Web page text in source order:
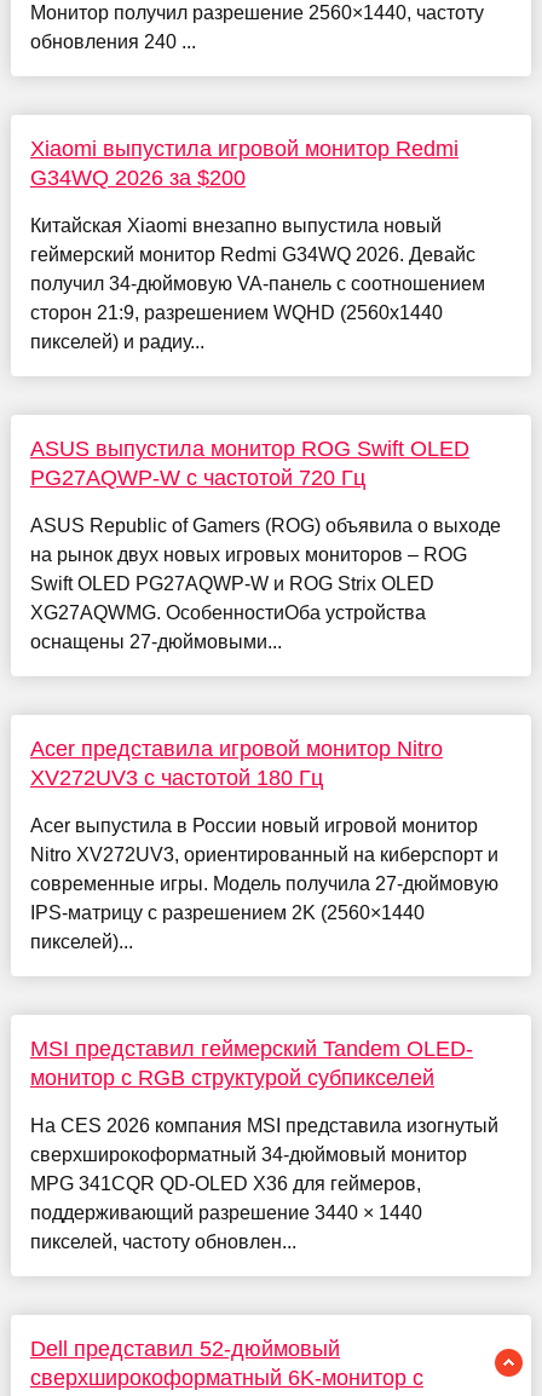
Монитор получил разрешение 2560×1440, частоту
обновления 240 ...
Xiaomi выпустила игровой монитор Redmi
G34WQ 2026 за $200
Китайская Xiaomi внезапно выпустила новый
геймерский монитор Redmi G34WQ 2026. Девайс
получил 34-дюймовую VA-панель с соотношением
сторон 21:9, разрешением WQHD (2560x1440
пикселей) и радиу...
ASUS выпустила монитор ROG Swift OLED
PG27AQWP-W с частотой 720 Гц
ASUS Republic of Gamers (ROG) объявила о выходе
на рынок двух новых игровых мониторов – ROG
Swift OLED PG27AQWP-W и ROG Strix OLED
XG27AQWMG. ОсобенностиОба устройства
оснащены 27-дюймовыми...
Acer представила игровой монитор Nitro
XV272UV3 с частотой 180 Гц
Acer выпустила в России новый игровой монитор
Nitro XV272UV3, ориентированный на киберспорт и
современные игры. Модель получила 27-дюймовую
IPS-матрицу с разрешением 2K (2560×1440
пикселей)...
MSI представил геймерский Tandem OLED-
монитор с RGB структурой субпикселей
На CES 2026 компания MSI представила изогнутый
сверхширокоформатный 34-дюймовый монитор
MPG 341CQR QD-OLED X36 для геймеров,
поддерживающий разрешение 3440 × 1440
пикселей, частоту обновлен...
Dell представил 52-дюймовый
сверхширокоформатный 6K-монитор с